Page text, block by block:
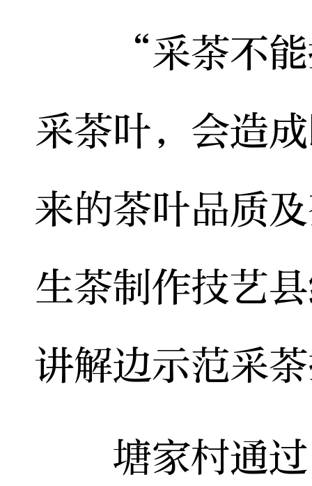
“采茶不能
采茶叶，会造
来的茶叶品质
生茶制作技艺
讲解边示范采
塘家村通过